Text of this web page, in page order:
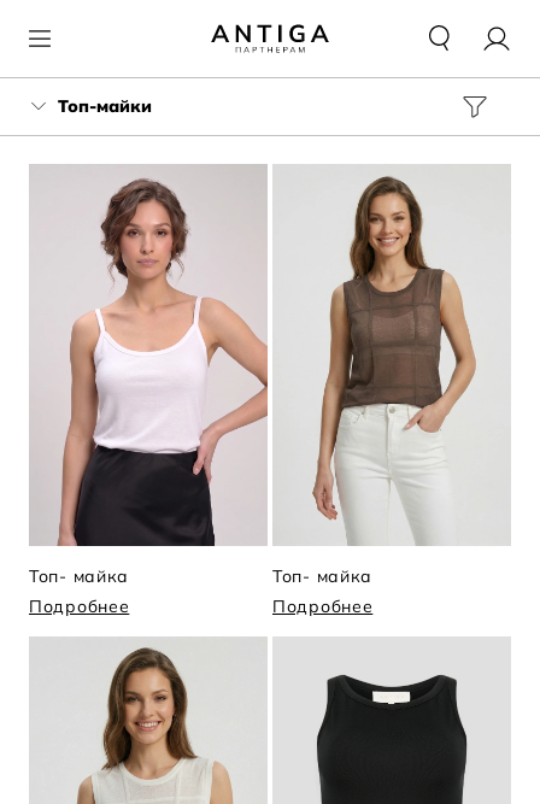
Топ- майка
Подробнее
Топ- майка
Подробнее
Топ-майки